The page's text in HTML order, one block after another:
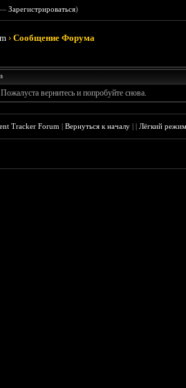
Зарегистрироваться)
›Сообщение Форума
вернитесь и попробуйте снова.
Tracker Forum |Вернуться к началу ||Лёгкий